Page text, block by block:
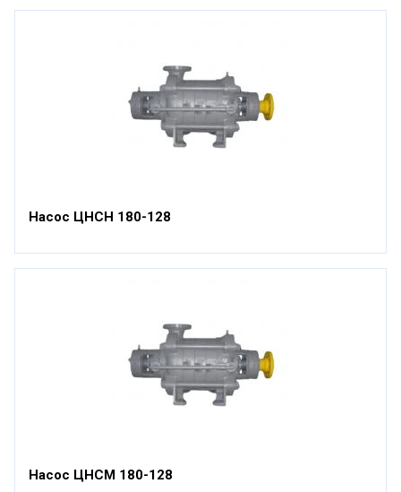
Насос ЦНСН 180-128
Насос ЦНСМ 180-128